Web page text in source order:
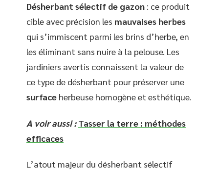
Désherbant sélectif de gazon : ce produit
cible avec précision les mauvaises herbes
qui s’immiscent parmi les brins d’herbe, en
les éliminant sans nuire à la pelouse. Les
jardiniers avertis connaissent la valeur de
ce type de désherbant pour préserver une
surface herbeuse homogène et esthétique.
A voir aussi : Tasser la terre : méthodes
efficaces
L’atout majeur du désherbant sélectif